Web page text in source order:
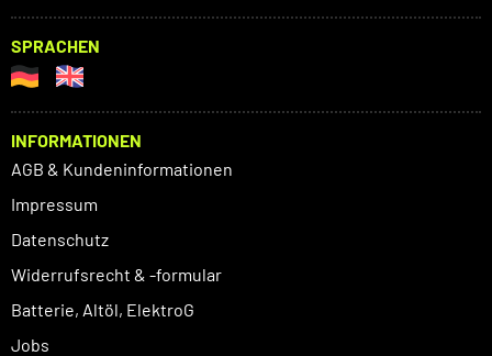
SPRACHEN
INFORMATIONEN
AGB & Kundeninformationen
Impressum
Datenschutz
Widerrufsrecht & -formular
Batterie, Altöl, ElektroG
Jobs